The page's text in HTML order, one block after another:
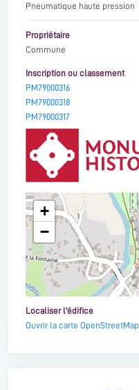
Pneumatique haute pression
Propriétaire
Commune
Inscription ou classement
PM79000316
PM79000318
PM79000317
+
−
Localiser l'édifice
Ouvrir la carte OpenStreetMap